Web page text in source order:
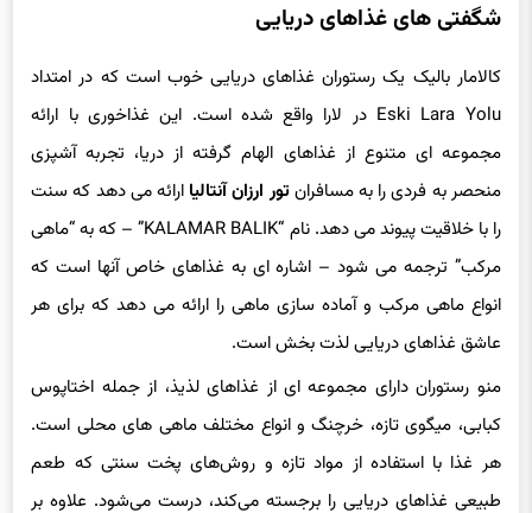
شگفتی های غذاهای دریایی
کالامار بالیک یک رستوران غذاهای دریایی خوب است که در امتداد
Eski Lara Yolu در لارا واقع شده است. این غذاخوری با ارائه
مجموعه ای متنوع از غذاهای الهام گرفته از دریا، تجربه آشپزی
منحصر به فردی را به مسافرانتور ارزان آنتالیا ارائه می دهد که سنت
را با خلاقیت پیوند می دهد. نام “KALAMAR BALIK” – که به “ماهی
مرکب” ترجمه می شود – اشاره ای به غذاهای خاص آنها است که
انواع ماهی مرکب و آماده سازی ماهی را ارائه می دهد که برای هر
عاشق غذاهای دریایی لذت بخش است.
منو رستوران دارای مجموعه ای از غذاهای لذیذ، از جمله اختاپوس
کبابی، میگوی تازه، خرچنگ و انواع مختلف ماهی های محلی است.
هر غذا با استفاده از مواد تازه و روش‌های پخت سنتی که طعم
طبیعی غذاهای دریایی را برجسته می‌کند، درست می‌شود. علاوه بر